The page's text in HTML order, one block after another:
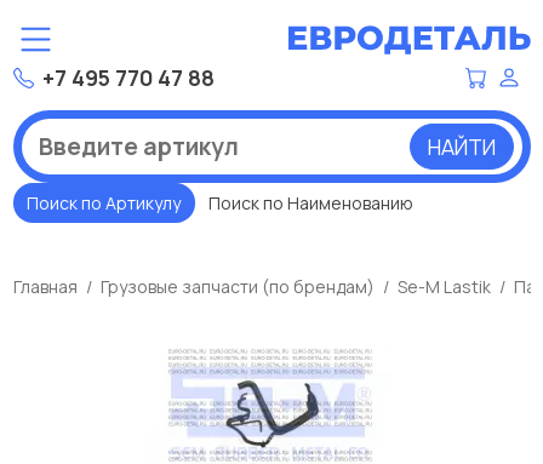
+7 495 770 47 88
НАЙТИ
Поиск по Артикулу Поиск по Наименованию
Главная Грузовые запчасти (по брендам) Se-M Lastik